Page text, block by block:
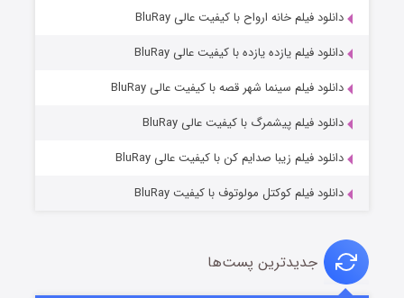
دانلود فیلم خانه ارواح با کیفیت عالی BluRay
دانلود فیلم یازده یازده با کیفیت عالی BluRay
دانلود فیلم سینما شهر قصه با کیفیت عالی BluRay
دانلود فیلم پیشمرگ با کیفیت عالی BluRay
دانلود فیلم زیبا صدایم کن با کیفیت عالی BluRay
دانلود فیلم کوکتل مولوتوف با کیفیت BluRay
جدیدترین پست‌ها